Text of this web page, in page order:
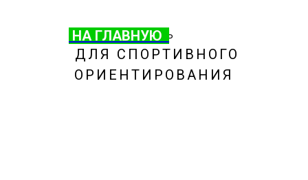
НА ГЛАВНУЮ
ОБУВЬ
ДЛЯ СПОРТИВНОГО
ОРИЕНТИРОВАНИЯ
НА ГЛАВНУЮ